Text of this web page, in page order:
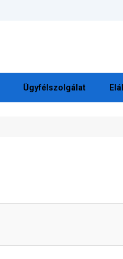
Ügyfélszolgálat